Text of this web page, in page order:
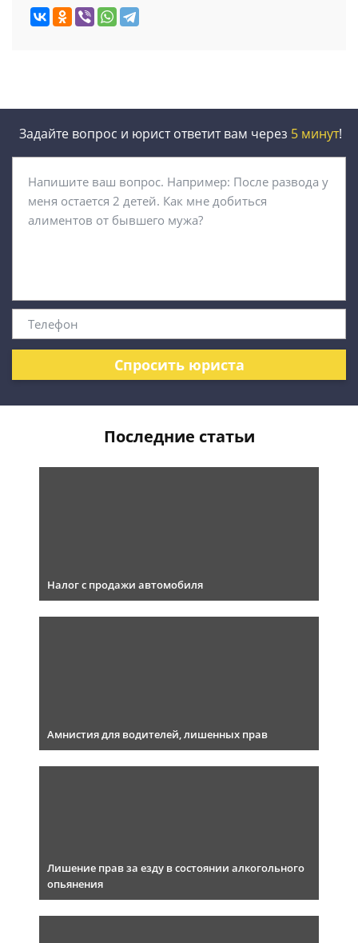
Задайте вопрос и юрист ответит вам через 5 минут!
Спросить юриста
Последние статьи
Налог с продажи автомобиля
Амнистия для водителей, лишенных прав
Лишение прав за езду в состоянии алкогольного
опьянения